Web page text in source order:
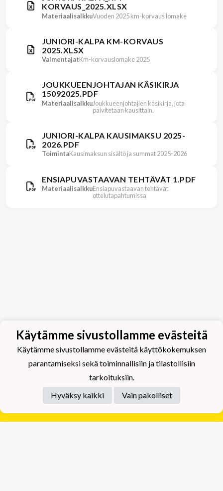
KORVAUS_2025.XLSX
MateriaalisalkkuVuoden 2025 km-korvaus lomake
JUNIORI-KALPA KM-KORVAUS
2025.XLSX
ValmentajatKm-korvauslomake 2025
JOUKKUEENJOHTAJAN KÄSIKIRJA
15092025.PDF
MateriaalisalkkuJoukkueenjohtajien käsikirja, jota
päivitetään kausittain.
JUNIORI-KALPA KAUSIMAKSU 2025-
2026.PDF
ToimintaKausimaksun sisältö ja summat 2025-2026
ENSIAPUVASTAAVAN TEHTÄVÄT 1.PDF
MateriaalisalkkuEnsiapuvastaavan tehtävät
ottelutapahtumissa
Tietosuojaseloste
Käytämme sivustollamme evästeitä
Käytämme sivustollamme evästeitä käyttökokemuksen
parantamiseksi sekä toiminnallisiin ja tilastollisiin
tarkoituksiin.
Hyväksy kaikki
Vain pakolliset